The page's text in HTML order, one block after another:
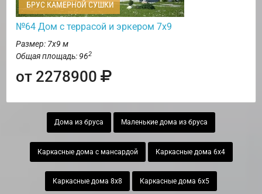
БРУС КАМЕРНОЙ СУШКИ
№64 Дом с террасой и эркером 7х9
Размер: 7х9 м
Общая площадь: 962
от 2278900
Дома из бруса Маленькие дома из бруса
Каркасные дома с мансардой Каркасные дома 6х4
Каркасные дома 8х8 Каркасные дома 6х5